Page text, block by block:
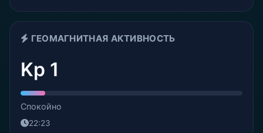
ГЕОМАГНИТНАЯ АКТИВНОСТЬ
Kp 1
Спокойно
22:23